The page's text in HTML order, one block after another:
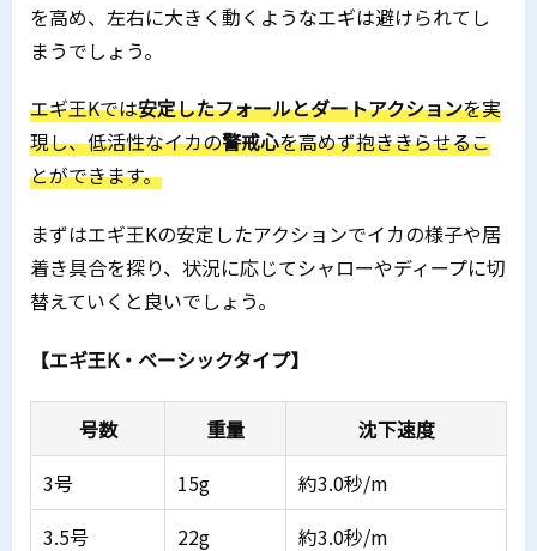
を高め、左右に大きく動くようなエギは避けられてし
まうでしょう。
エギ王Kでは安定したフォールとダートアクションを実
現し、低活性なイカの警戒心を高めず抱ききらせるこ
とができます。
まずはエギ王Kの安定したアクションでイカの様子や居
着き具合を探り、状況に応じてシャローやディープに切
替えていくと良いでしょう。
【エギ王K・ベーシックタイプ】
号数 重量
沈下速度
3号
15g
約3.0秒/m
3.5号
22g 約3.0秒/m